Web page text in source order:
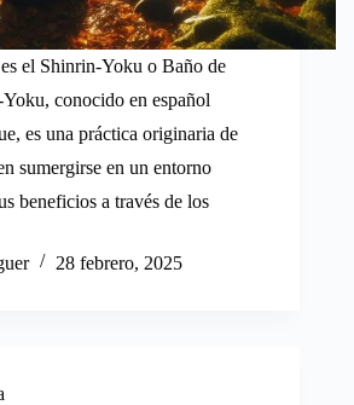
el Shinrin-Yoku o Baño de
conocido en español
es una práctica originaria de
sumergirse en un entorno
beneficios a través de los
28 febrero, 2025